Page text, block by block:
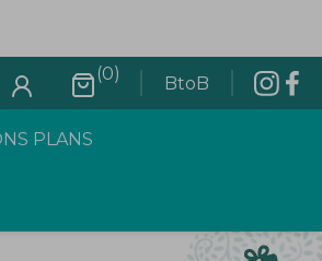
(0) BtoB
PLANS